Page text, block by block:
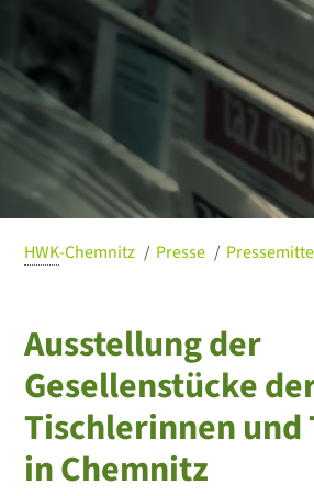
HWK-Chemnitz Presse
Ausstellung der
Gesellenstücke
Tischlerinnen und
in Chemnitz